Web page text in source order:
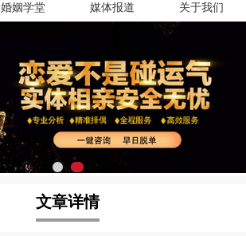
婚姻学堂 媒体报道 关于我们
文章详情